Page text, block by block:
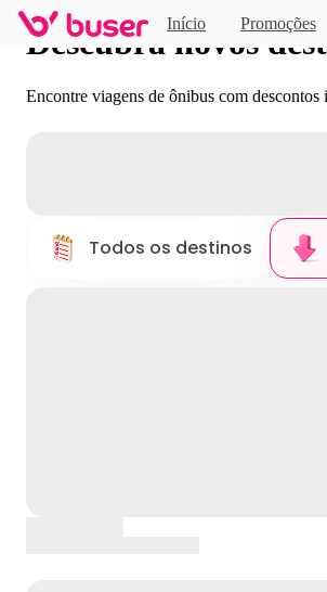
Início Promoções
Descubra novos
Encontre viagens de ônibus com descontos
Todos os destinos